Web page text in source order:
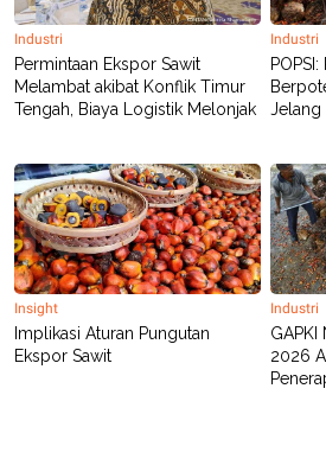
Industri
Permintaan Ekspor Sawit
Melambat akibat Konflik Timur
Tengah, Biaya Logistik Melonjak
Industri
Jelang
Insight
Implikasi Aturan Pungutan
Ekspor Sawit
Industri
GAPKI
2026